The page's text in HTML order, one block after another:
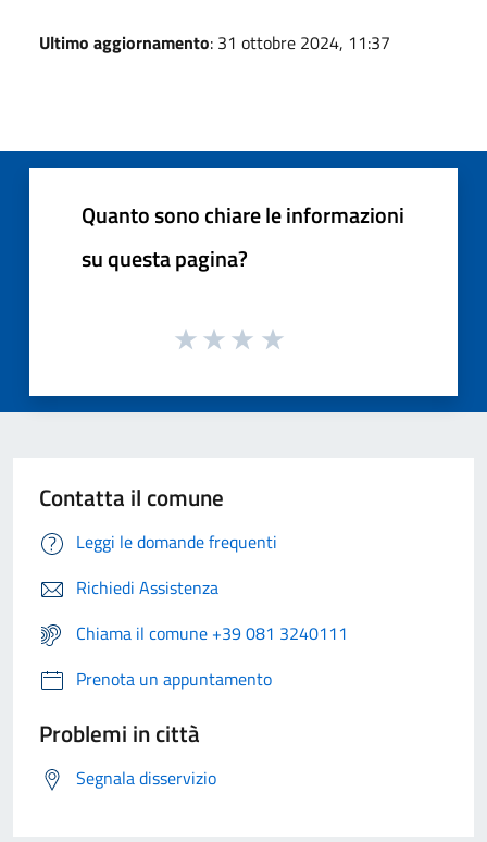
Ultimo aggiornamento: 31 ottobre 2024, 11:37
Quanto sono chiare le informazioni
su questa pagina?
Contatta il comune
Leggi le domande frequenti
Richiedi Assistenza
Chiama il comune +39 081 3240111
Prenota un appuntamento
Problemi in città
Segnala disservizio